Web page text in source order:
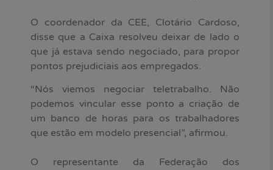
O coordenador da CEE, Clotário Cardoso,
disse que a Caixa resolveu deixar de lado o
que já estava sendo negociado, para propor
pontos prejudiciais aos empregados.
“Nós viemos negociar teletrabalho. Não
podemos vincular esse ponto a criação de
um banco de horas para os trabalhadores
que estão em modelo presencial”, afirmou.
O representante da Federação dos